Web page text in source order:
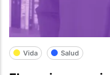
Vida Salud